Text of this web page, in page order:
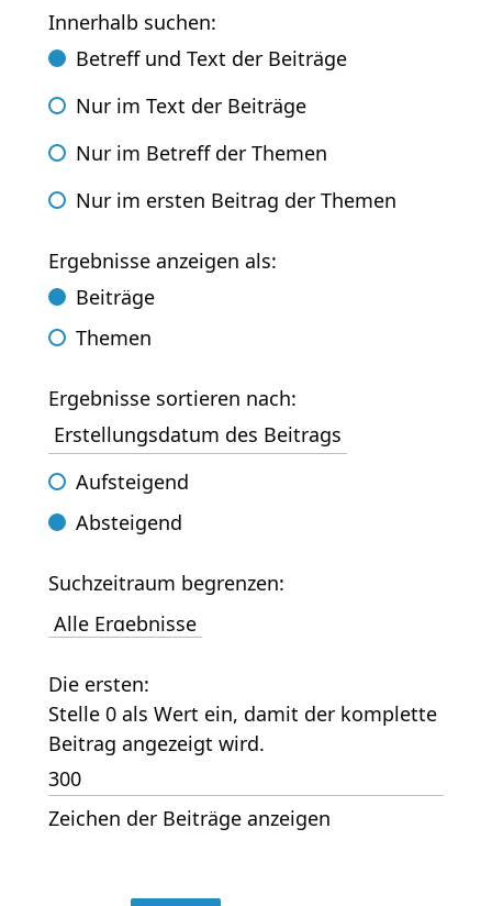
Innerhalb suchen:
Betreff und Text der Beiträge
Nur im Text der Beiträge
Nur im Betreff der Themen
Nur im ersten Beitrag der Themen
Ergebnisse anzeigen als:
Beiträge
Themen
Ergebnisse sortieren nach:
Aufsteigend
Absteigend
Suchzeitraum begrenzen:
Die ersten:
Stelle 0 als Wert ein, damit der komplette
Beitrag angezeigt wird.
Zeichen der Beiträge anzeigen